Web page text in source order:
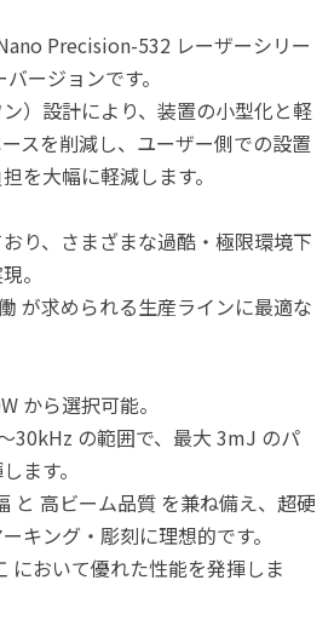
Precision-532 レーザーシリー
ージョンです。
）設計により、装置の小型化と軽
スを削減し、 ユーザー側での設置
を大幅に軽減します。
り、さまざまな過酷・極限環境下
。
が求められる生産ラインに最適な
から選択可能。
30kHz の範囲で、最大 3mJ のパ
ます。
と 高ビーム品質 を兼ね備え、超硬
キング・彫刻に理想的です。
において優れた性能を発揮しま